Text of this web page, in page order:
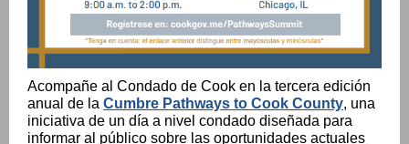
Acompañe al Condado de Cook en la tercera edición
anual de la Cumbre Pathways to Cook County, una
iniciativa de un día a nivel condado diseñada para
informar al público sobre las oportunidades actuales